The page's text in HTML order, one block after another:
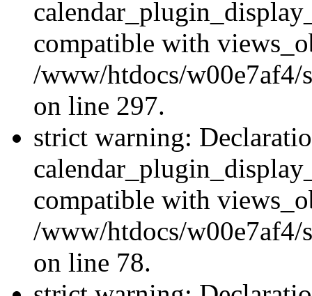
compatible with
/www/htdocs/w00e7af4/
on line 297.
strict warning:
compatible with
/www/htdocs/w00e7af4/
on line 78.